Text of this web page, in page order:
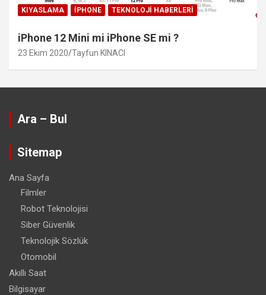
KIYASLAMA IPHONE TEKNOLOJI HABERLERI
iPhone 12 Mini mi iPhone SE mi ?
23 Ekim 2020 Tayfun KINACI
Ara – Bul
Sitemap
Ana Sayfa
Filmler
Robot Teknolojisi
Siber Güvenlik
Teknolojik Sözlük
Otomobil
Akıllı Saat
Bilgisayar